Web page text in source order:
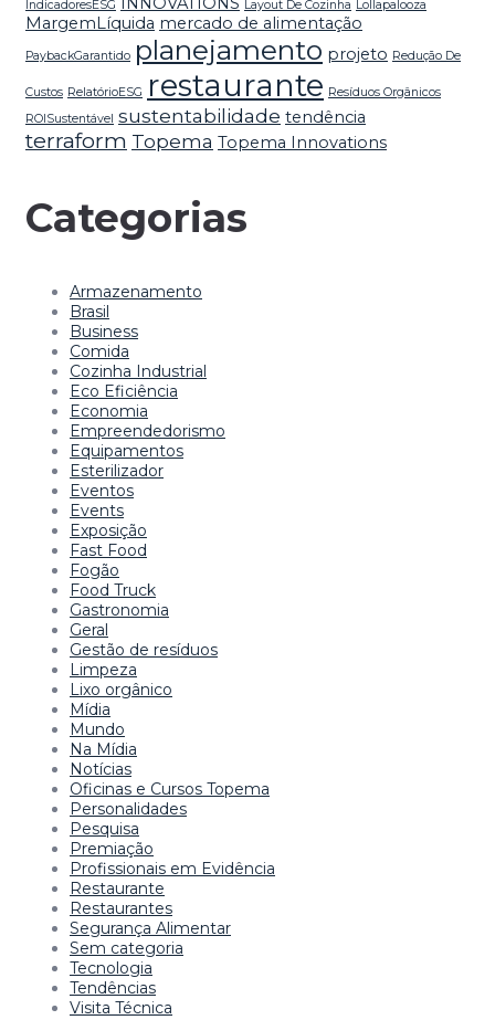
IndicadoresESG Layout De Cozinha Lollapalooza
MargemLíquida mercado de alimentação
PaybackGarantido planejamento projeto Redução De
Custos RelatórioESG restaurante Resíduos Orgânicos
ROISustentável sustentabilidade tendência
terraform Topema Topema Innovations
Categorias
Armazenamento
Brasil
Business
Comida
Cozinha Industrial
Eco Eficiência
Economia
Empreendedorismo
Equipamentos
Esterilizador
Eventos
Events
Exposição
Fast Food
Fogão
Food Truck
Gastronomia
Geral
Gestão de resíduos
Limpeza
Lixo orgânico
Mídia
Mundo
Na Mídia
Notícias
Oficinas e Cursos Topema
Personalidades
Pesquisa
Premiação
Profissionais em Evidência
Restaurante
Restaurantes
Segurança Alimentar
Sem categoria
Tecnologia
Tendências
Visita Técnica